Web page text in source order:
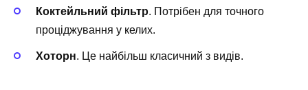
Коктейльний фільтр. Потрібен для точного
проціджування у келих.
Хоторн. Це найбільш класичний з видів.